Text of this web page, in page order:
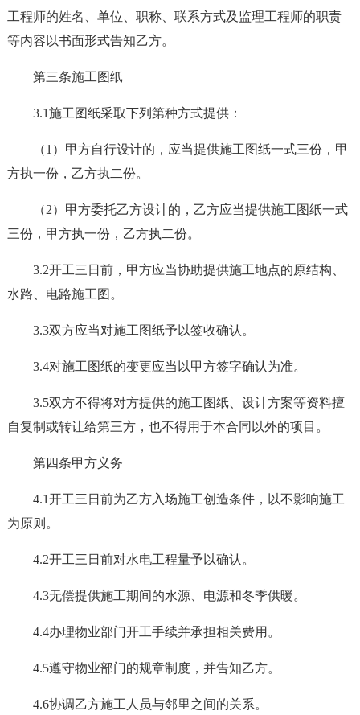
工程师的姓名、单位、职称、联系方式及监理工程师的职责
等内容以书面形式告知乙方。
第三条施工图纸
3.1施工图纸采取下列第种方式提供：
（1）甲方自行设计的，应当提供施工图纸一式三份，甲
方执一份，乙方执二份。
（2）甲方委托乙方设计的，乙方应当提供施工图纸一式
三份，甲方执一份，乙方执二份。
3.2开工三日前，甲方应当协助提供施工地点的原结构、
水路、电路施工图。
3.3双方应当对施工图纸予以签收确认。
3.4对施工图纸的变更应当以甲方签字确认为准。
3.5双方不得将对方提供的施工图纸、设计方案等资料擅
自复制或转让给第三方，也不得用于本合同以外的项目。
第四条甲方义务
4.1开工三日前为乙方入场施工创造条件，以不影响施工
为原则。
4.2开工三日前对水电工程量予以确认。
4.3无偿提供施工期间的水源、电源和冬季供暖。
4.4办理物业部门开工手续并承担相关费用。
4.5遵守物业部门的规章制度，并告知乙方。
4.6协调乙方施工人员与邻里之间的关系。